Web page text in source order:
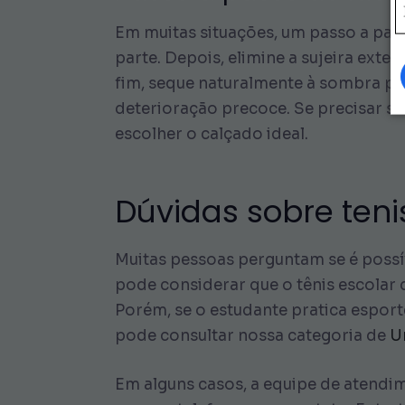
Em muitas situações, um passo a
parte. Depois, elimine a sujeira
fim, seque naturalmente à sombra
deterioração precoce. Se precisar
escolher o calçado ideal.
Dúvidas sobre
Muitas pessoas perguntam se é
pode considerar que o tênis
Porém, se o estudante pratica
pode consultar nossa categoria de
Em alguns casos, a equipe de